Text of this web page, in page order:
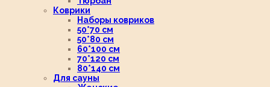
Коврики
Наборы ковриков
50*70 см
50*80 см
60*100 см
70*120 см
80*140 см
Для сауны